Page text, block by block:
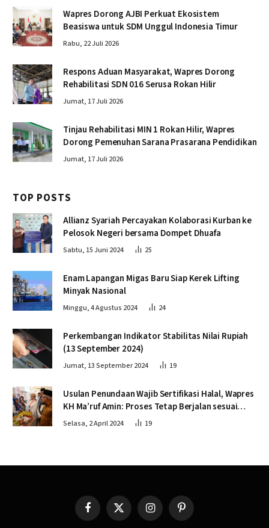
Wapres Dorong AJBI Perkuat Ekosistem
Beasiswa untuk SDM Unggul Indonesia Timur
Rabu, 22 Juli 2026
Respons Aduan Masyarakat, Wapres Dorong
Rehabilitasi SDN 016 Serusa Rokan Hilir
Jumat, 17 Juli 2026
Tinjau Rehabilitasi MIN 1 Rokan Hilir, Wapres
Dorong Pemenuhan Sarana Prasarana Pendidikan
Jumat, 17 Juli 2026
TOP POSTS
Allianz Syariah Percayakan Kolaborasi Kurban ke
Pelosok Negeri bersama Dompet Dhuafa
Sabtu, 15 Juni 2024 25
Enam Lapangan Migas Baru Siap Kerek Lifting
Minyak Nasional
Minggu, 4 Agustus 2024 24
Perkembangan Indikator Stabilitas Nilai Rupiah
(13 September 2024)
Jumat, 13 September 2024 19
Usulan Penundaan Wajib Sertifikasi Halal, Wapres
KH Ma’ruf Amin: Proses Tetap Berjalan sesuai
Penahapan
Selasa, 2 April 2024 19
FacebookX
(Twitter)
InstagramPinterest